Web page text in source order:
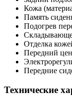
Кожа
Память
Подогрев
Отделка
Передний
Передние
Технические